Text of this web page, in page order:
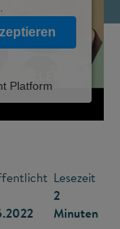
Platform
Lesezeit
2
Minuten